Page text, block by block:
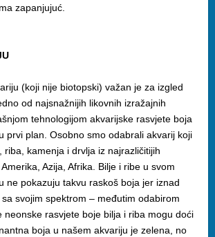
zapanjujuć.
(koji nije biotopski) važan je za izgled
od najsnažnijih likovnih izražajnih
tehnologijom akvarijske rasvjete boja
prvi plan. Osobno smo odabrali akvarij koji
riba, kamenja i drvlja iz najrazličitijih
Azija, Afrika. Bilje i ribe u svom
ne pokazuju takvu raskoš boja jer iznad
svojim spektrom – međutim odabirom
neonske rasvjete boje bilja i riba mogu doći
boja u našem akvariju je zelena, no